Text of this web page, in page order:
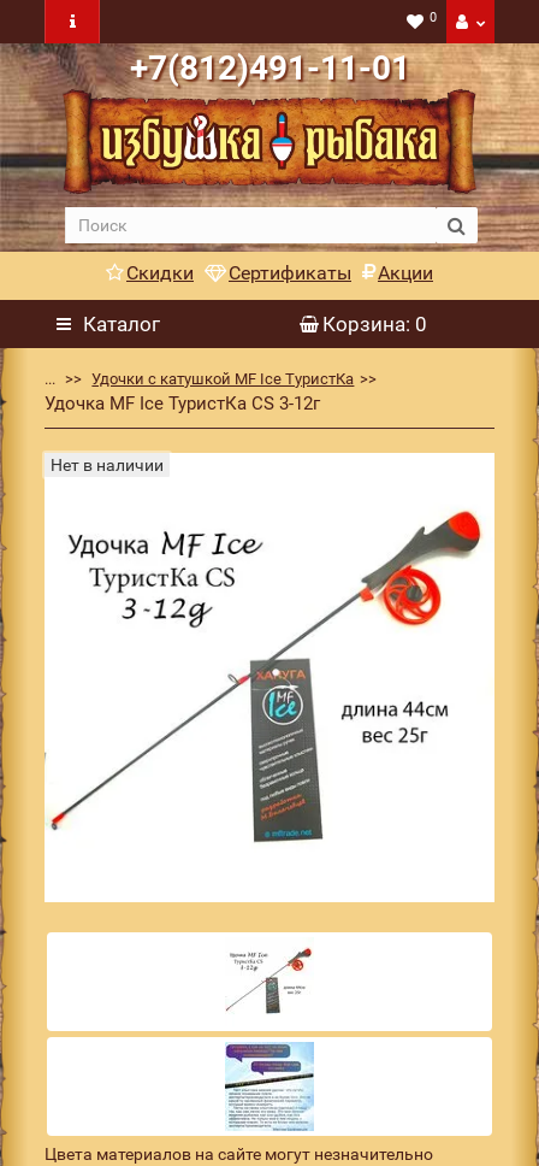
0
+7(812)491-11-01
Скидки Сертификаты Акции
Каталог Корзина: 0
... Удочки с катушкой MF Ice ТуристКа
Удочка MF Ice ТуристКа CS 3-12г
Нет в наличии
Цвета материалов на сайте могут незначительно